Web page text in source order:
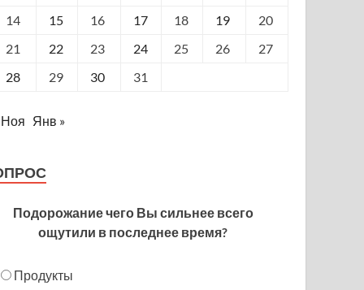
14
15 16 17 18 19
20
21
22 23 24 25 26
27
28
29 30 31
Ноя Янв »
Подорожание чего Вы сильнее всего
ощутили в последнее время?
Продукты